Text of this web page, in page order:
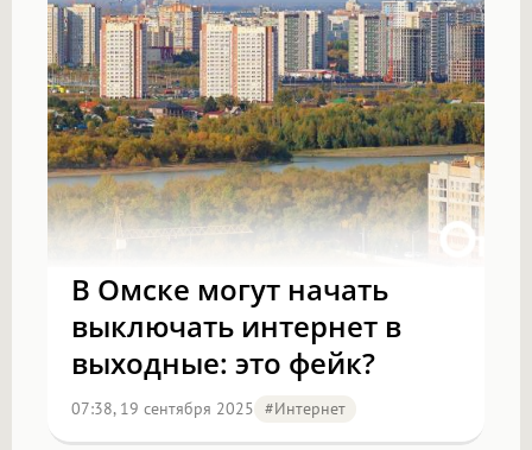
В Омске могут начать
выключать интернет в
выходные: это фейк?
07:38, 19 сентября 2025 #Интернет